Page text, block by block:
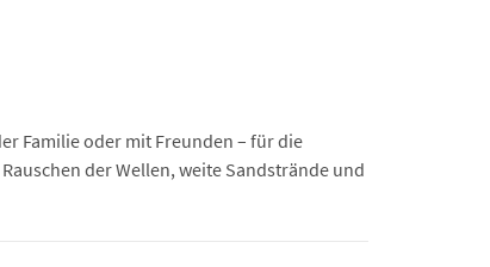
Familie oder mit Freunden – für die
der Wellen, weite Sandstrände und